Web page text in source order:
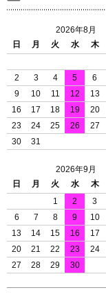
2026年8月
日
月 火 水 木
2
3 4 5 6
9
10 11 12 13
16
17 18 19 20
23
24 25 26 27
30
31
2026年9月
日
月 火 水 木
1
2 3
6
7 8 9 10
13
14 15 16 17
20
21 22 23 24
27
28 29 30